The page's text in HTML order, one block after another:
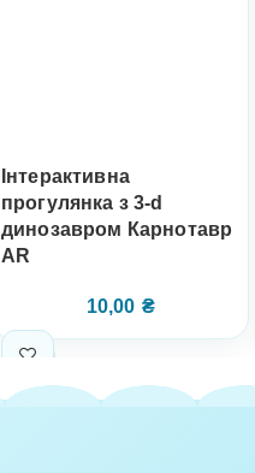
Інтерактивна
прогулянка з 3-d
динозавром Карнотавр
AR
10,00 ₴